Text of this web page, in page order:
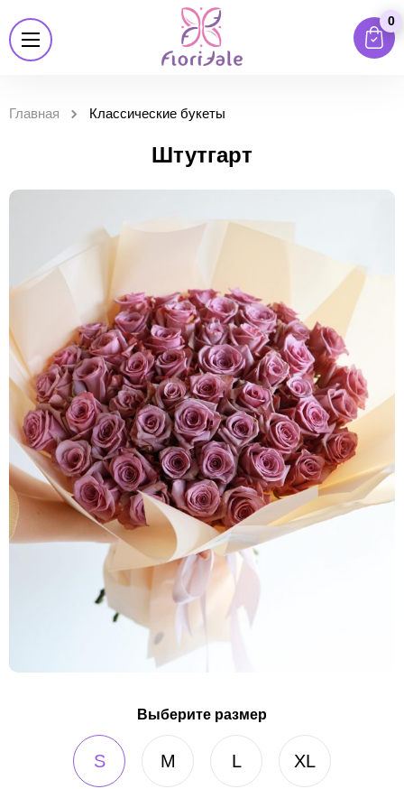
0
Главная Классические букеты
Штутгарт
Выберите размер
S M L XL